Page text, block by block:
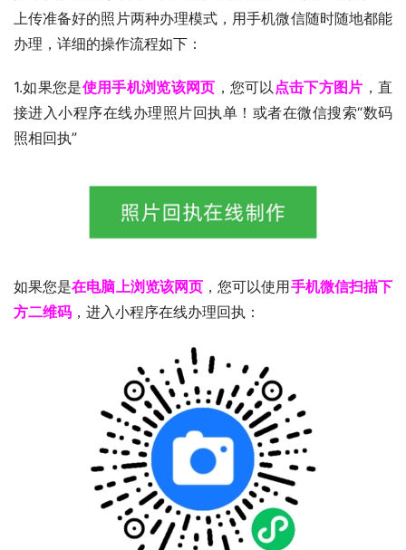
上传准备好的照片两种办理模式，用手机微信随时随地都能
办理，详细的操作流程如下：
1.如果您是使用手机浏览该网页 ，您可以 点击下方图片 ，直
接进入小程序在线办理照片回执单！或者在微信搜索“数码
照相回执”
如果您是在电脑上浏览该网页 ，您可以使用手机微信扫描下
方二维码 ，进入小程序在线办理回执：